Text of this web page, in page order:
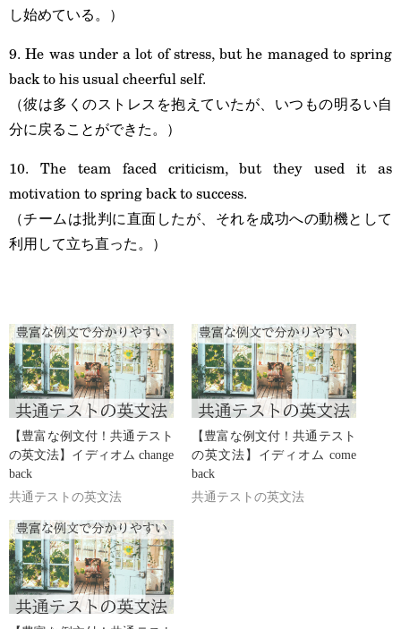
し始めている。）
9. He was under a lot of stress, but he managed to spring
back to his usual cheerful self.
（彼は多くのストレスを抱えていたが、いつもの明るい自
分に戻ることができた。）
10. The team faced criticism, but they used it as
motivation to spring back to success.
（チームは批判に直面したが、それを成功への動機として
利用して立ち直った。）
【豊富な例文付！共通テスト
の英文法】イディオム change
back
共通テストの英文法
【豊富な例文付！共通テスト
の英文法】イディオム come
back
共通テストの英文法